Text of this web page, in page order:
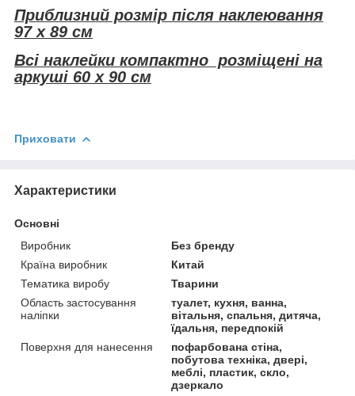
Приблизний розмір після наклеювання
97 х 89 см
Всі наклейки компактно розміщені на
аркуші 60 х 90 см
Приховати
Характеристики
Основні
Виробник
Без бренду
Країна виробник
Китай
Тематика виробу
Тварини
Область застосування
наліпки
туалет, кухня, ванна,
вітальня, спальня, дитяча,
їдальня, передпокій
Поверхня для нанесення
пофарбована стіна,
побутова техніка, двері,
меблі, пластик, скло,
дзеркало